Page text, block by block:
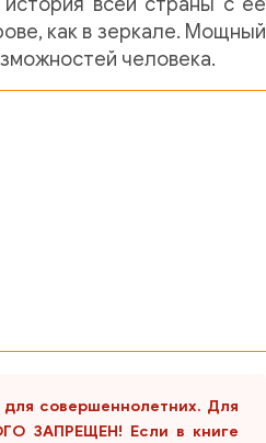
как в зеркале. Мощный
человека.
совершеннолетних. Для
ЗАПРЕЩЕН! Если в книге